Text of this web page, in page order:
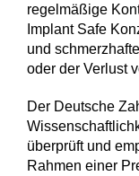
regelmäßige
Implant Safe
und
oder der Verlust
Der Deutsche
überprüft und
Rahmen einer